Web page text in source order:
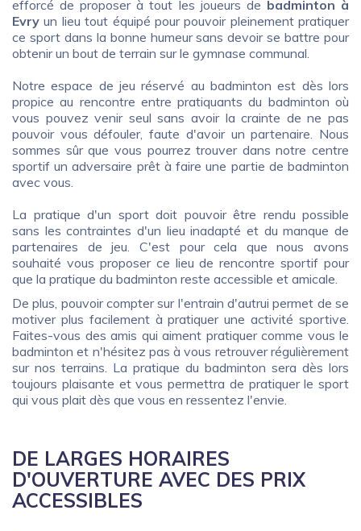
efforcé de proposer à tout les joueurs de badminton à
Evry un lieu tout équipé pour pouvoir pleinement pratiquer
ce sport dans la bonne humeur sans devoir se battre pour
obtenir un bout de terrain sur le gymnase communal.
Notre espace de jeu réservé au badminton est dès lors
propice au rencontre entre pratiquants du badminton où
vous pouvez venir seul sans avoir la crainte de ne pas
pouvoir vous défouler, faute d'avoir un partenaire. Nous
sommes sûr que vous pourrez trouver dans notre centre
sportif un adversaire prêt à faire une partie de badminton
avec vous.
La pratique d'un sport doit pouvoir être rendu possible
sans les contraintes d'un lieu inadapté et du manque de
partenaires de jeu. C'est pour cela que nous avons
souhaité vous proposer ce lieu de rencontre sportif pour
que la pratique du badminton reste accessible et amicale.
De plus, pouvoir compter sur l'entrain d'autrui permet de se
motiver plus facilement à pratiquer une activité sportive.
Faites-vous des amis qui aiment pratiquer comme vous le
badminton et n'hésitez pas à vous retrouver régulièrement
sur nos terrains. La pratique du badminton sera dès lors
toujours plaisante et vous permettra de pratiquer le sport
qui vous plait dès que vous en ressentez l'envie.
DE LARGES HORAIRES
D'OUVERTURE AVEC DES PRIX
ACCESSIBLES